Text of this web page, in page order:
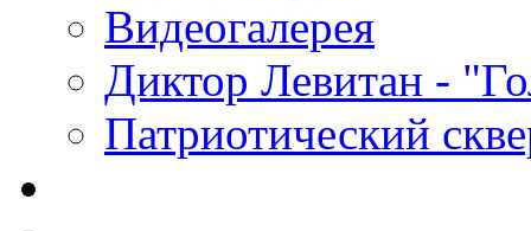
Видеогалерея
Диктор Левитан -
Патриотический